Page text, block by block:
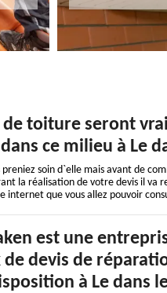
toiture seront
ce milieu à Le
soin d`elle mais avant de
la réalisation de votre devis il va
internet que vous allez pouvoir
est une
de devis de
à Le dans